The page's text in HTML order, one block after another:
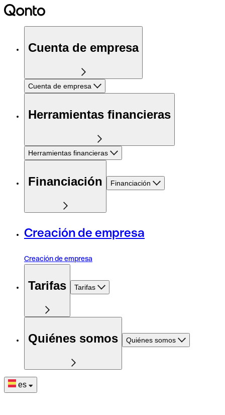
Cuenta de empresa
Cuenta de empresa
Herramientas financieras
Herramientas financieras
Financiación Financiación
Creación de empresa
Creación de empresa
Tarifas Tarifas
Quiénes somos Quiénes somos
es